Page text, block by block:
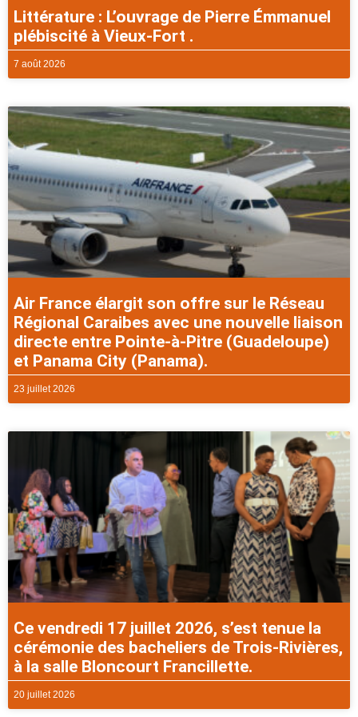
Littérature : L’ouvrage de Pierre Émmanuel
plébiscité à Vieux-Fort .
7 août 2026
Air France élargit son offre sur le Réseau
Régional Caraibes avec une nouvelle liaison
directe entre Pointe-à-Pitre (Guadeloupe)
et Panama City (Panama).
23 juillet 2026
Ce vendredi 17 juillet 2026, s’est tenue la
cérémonie des bacheliers de Trois-Rivières,
à la salle Bloncourt Francillette.
20 juillet 2026